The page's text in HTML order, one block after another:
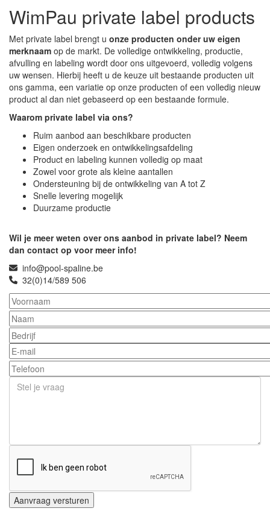
WimPau private label products
Met private label brengt u onze producten onder uw eigen
merknaam op de markt. De volledige ontwikkeling, productie,
afvulling en labeling wordt door ons uitgevoerd, volledig volgens
uw wensen. Hierbij heeft u de keuze uit bestaande producten uit
ons gamma, een variatie op onze producten of een volledig nieuw
product al dan niet gebaseerd op een bestaande formule.
Waarom private label via ons?
Ruim aanbod aan beschikbare producten
Eigen onderzoek en ontwikkelingsafdeling
Product en labeling kunnen volledig op maat
Zowel voor grote als kleine aantallen
Ondersteuning bij de ontwikkeling van A tot Z
Snelle levering mogelijk
Duurzame productie
Wil je meer weten over ons aanbod in private label? Neem
dan contact op voor meer info!
info@pool-spaline.be
32(0)14/589 506
Voornaam
Naam
Bedrijf
E-mail
Telefoon
Stel je vraag